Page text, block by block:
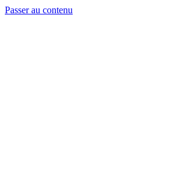
Passer au contenu